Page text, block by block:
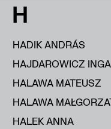
H
HADIK ANDRÁS
HAJDAROWICZ INGA
HALAWA MATEUSZ
HALAWA
HALEK ANNA